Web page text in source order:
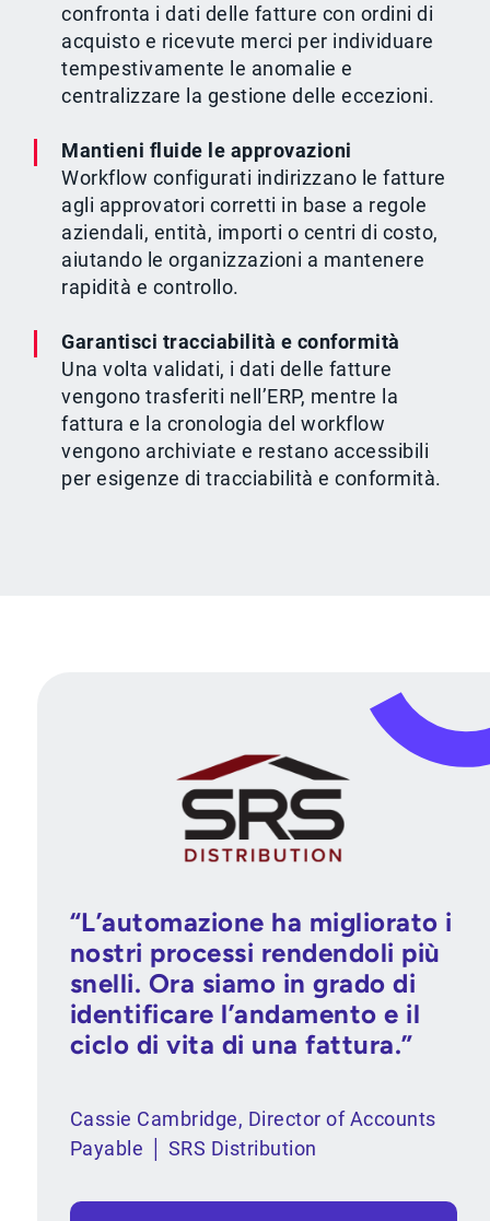
confronta i dati delle fatture con ordini di
acquisto e ricevute merci per individuare
tempestivamente le anomalie e
centralizzare la gestione delle eccezioni.
Mantieni fluide le approvazioni
Workflow configurati indirizzano le fatture
agli approvatori corretti in base a regole
aziendali, entità, importi o centri di costo,
aiutando le organizzazioni a mantenere
rapidità e controllo.
Garantisci tracciabilità e conformità
Una volta validati, i dati delle fatture
vengono trasferiti nell’ERP, mentre la
fattura e la cronologia del workflow
vengono archiviate e restano accessibili
per esigenze di tracciabilità e conformità.
“L’automazione ha migliorato i
nostri processi rendendoli più
snelli. Ora siamo in grado di
identificare l’andamento e il
ciclo di vita di una fattura.”
Cassie Cambridge, Director of Accounts
Payable │ SRS Distribution